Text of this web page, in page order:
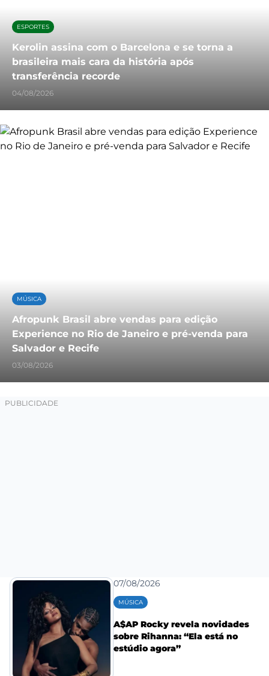
ESPORTES
Kerolin assina com o Barcelona e se torna a
brasileira mais cara da história após
transferência recorde
04/08/2026
MÚSICA
Afropunk Brasil abre vendas para edição
Experience no Rio de Janeiro e pré-venda para
Salvador e Recife
03/08/2026
07/08/2026
MÚSICA
A$AP Rocky revela novidades
sobre Rihanna: “Ela está no
estúdio agora”